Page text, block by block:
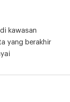
kawasan
yang berakhir